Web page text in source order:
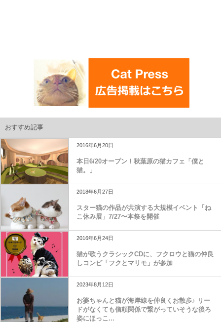
おすすめ記事
2016年6月20日
本日6/20オープン！秋葉原の猫カフェ「僕と
猫。」
2018年6月27日
スター猫の作品が共演する大規模イベント「ね
こ休み展」7/27〜本祭を開催
2016年6月24日
猫が歌うクラシックCDに、フクロウと猫の仲良
しコンビ「フクとマリモ」が参加
2023年8月12日
お婆ちゃんと猫が海岸線を仲良くお散歩♪ リー
ドがなくても信頼関係で繋がっていそうな後ろ
姿にほっこ...